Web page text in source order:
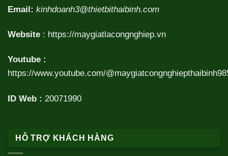
Email: kinhdoanh3@thietbithaibinh.com
Website : https://maygiatlacongnghiep.vn
Youtube :
https://www.youtube.com/
ID Web : 20071990
HỖ TRỢ KHÁCH HÀNG